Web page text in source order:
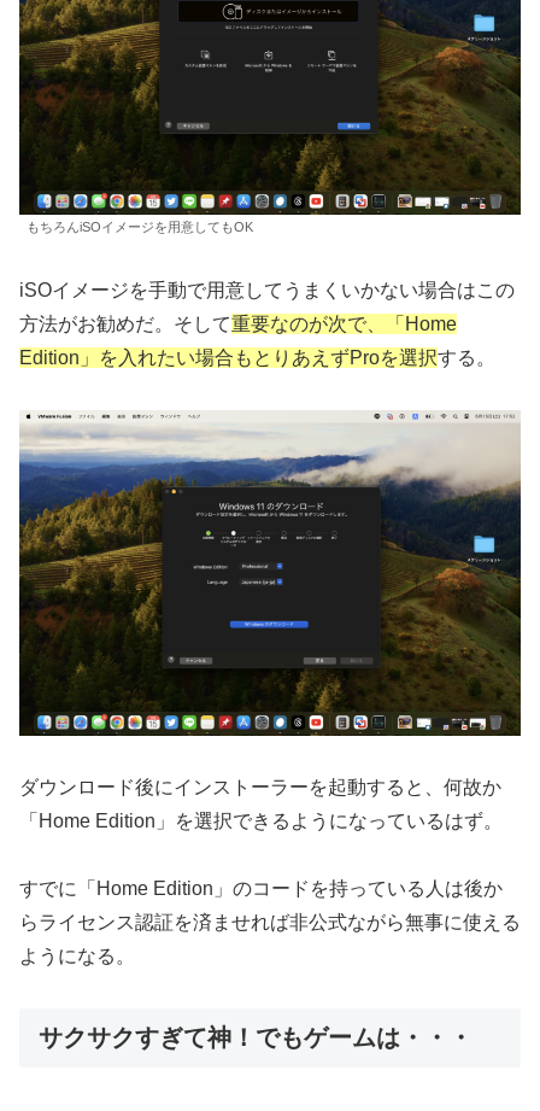
もちろんiSOイメージを用意してもOK
iSOイメージを手動で用意してうまくいかない場合はこの
方法がお勧めだ。そして重要なのが次で、「Home
Edition」を入れたい場合もとりあえずProを選択する。
ダウンロード後にインストーラーを起動すると、何故か
「Home Edition」を選択できるようになっているはず。
すでに「Home Edition」のコードを持っている人は後か
らライセンス認証を済ませれば非公式ながら無事に使える
ようになる。
サクサクすぎて神！でもゲームは・・・